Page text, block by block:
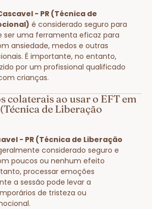
- PR (Técnica de
é considerado seguro para
ser uma ferramenta eficaz para
ansiedade, medos e outras
É importante, no entanto,
por um profissional qualificado
crianças.
colaterais ao usar o EFT em
de Liberação
- PR (Técnica de Liberação
considerado seguro e
poucos ou nenhum efeito
processar emoções
a sessão pode levar a
de tristeza ou